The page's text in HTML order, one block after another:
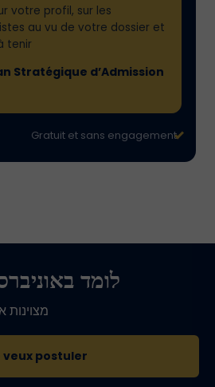
sur votre profil, sur les
au vu de votre dossier et
à tenir.
Stratégique d’Admission
Gratuit et sans engagement
לומד
מצוינות
Je veux postuler